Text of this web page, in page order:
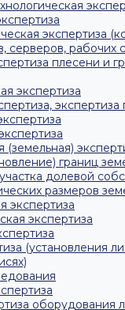
экспертиза
серверов, рабочих
плесени и
экспертиза
экспертиза
(земельная)
границ
долевой
размеров
экспертиза
экспертиза
(установления
оборудования